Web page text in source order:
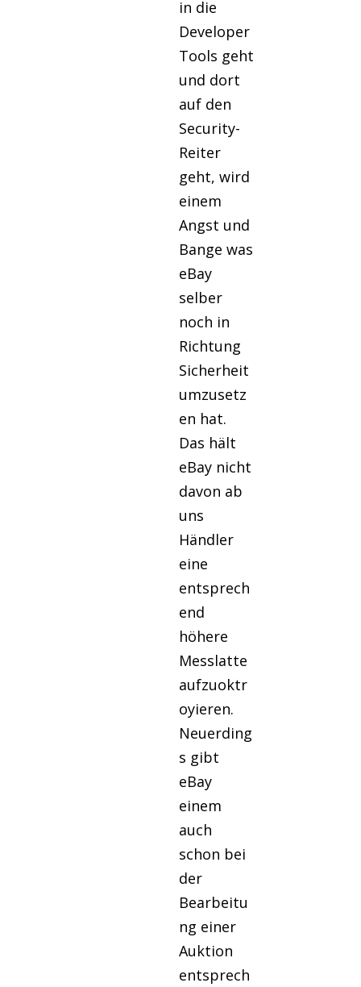
in die
Developer
Tools geht
und dort
auf den
Security-
Reiter
geht, wird
einem
Angst und
Bange was
eBay
selber
noch in
Richtung
Sicherheit
umzusetz
en hat.
Das hält
eBay nicht
davon ab
uns
Händler
eine
entsprech
end
höhere
Messlatte
aufzuoktr
oyieren.
Neuerding
s gibt
eBay
einem
auch
schon bei
der
Bearbeitu
ng einer
Auktion
entsprech